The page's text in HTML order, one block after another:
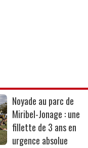
Noyade au parc de
Miribel-Jonage : une
fillette de 3 ans en
urgence absolue